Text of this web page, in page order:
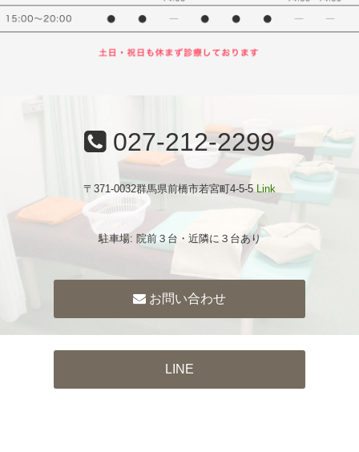
027-212-2299
〒371-0032群馬県前橋市若宮町4-5-5Link
駐車場: 院前３台・近隣に３台あり
お問い合わせ
LINE